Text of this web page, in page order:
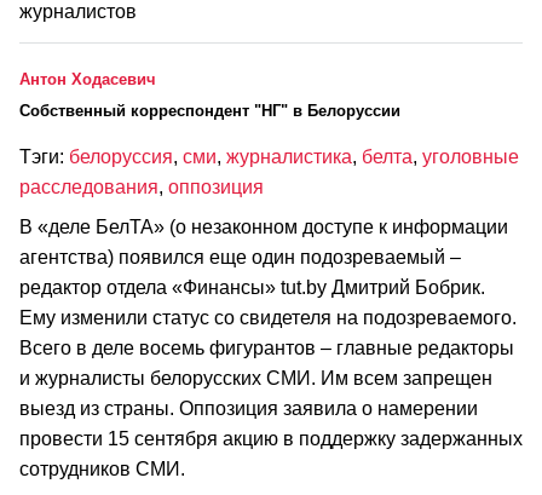
журналистов
Антон Ходасевич
Cобственный корреспондент "НГ" в Белоруссии
Тэги: белоруссия, сми, журналистика, белта, уголовные
расследования, оппозиция
В «деле БелТА» (о незаконном доступе к информации
агентства) появился еще один подозреваемый –
редактор отдела «Финансы» tut.by Дмитрий Бобрик.
Ему изменили статус со свидетеля на подозреваемого.
Всего в деле восемь фигурантов – главные редакторы
и журналисты белорусских СМИ. Им всем запрещен
выезд из страны. Оппозиция заявила о намерении
провести 15 сентября акцию в поддержку задержанных
сотрудников СМИ.